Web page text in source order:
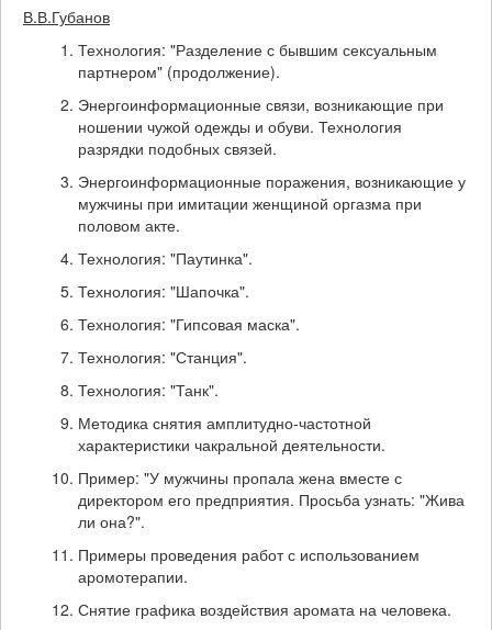
В.В.Губанов
Технология: "Разделение с бывшим сексуальным
партнером" (продолжение).
Энергоинформационные связи, возникающие при
ношении чужой одежды и обуви. Технология
разрядки подобных связей.
Энергоинформационные поражения, возникающие у
мужчины при имитации женщиной оргазма при
половом акте.
Технология: "Паутинка".
Технология: "Шапочка".
Технология: "Гипсовая маска".
Технология: "Станция".
Технология: "Танк".
Методика снятия амплитудно-частотной
характеристики чакральной деятельности.
Пример: "У мужчины пропала жена вместе с
директором его предприятия. Просьба узнать: "Жива
ли она?".
Примеры проведения работ с использованием
аромотерапии.
Снятие графика воздействия аромата на человека.